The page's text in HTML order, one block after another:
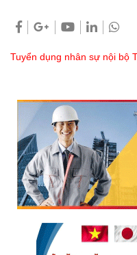
Tuyển dụng nhân sự nội bộ